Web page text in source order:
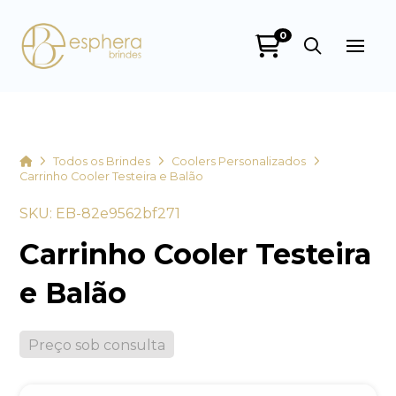
0
HomeTodos os Brindes
Coolers Personalizados
Carrinho Cooler Testeira e Balão
SKU: EB-82e9562bf271
Carrinho Cooler Testeira
e Balão
Preço sob consulta